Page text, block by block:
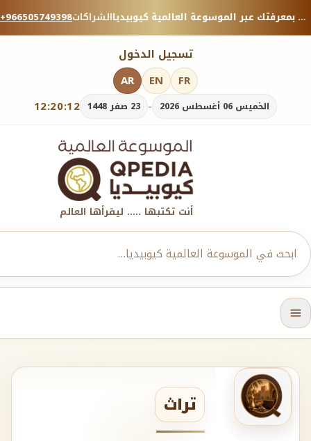
+966505749398الشراكات منصة معرفية موثوقة — شارك بمعرفتك عبر الموسوعة العالمية كيوبيديا.
تسجيل الدخول
12:20:14 الخميس 06 أغسطس 2026 - 23 صفر 1448
AR EN FR
أنت تكتبها ..... ليقرأها العالم
تراث